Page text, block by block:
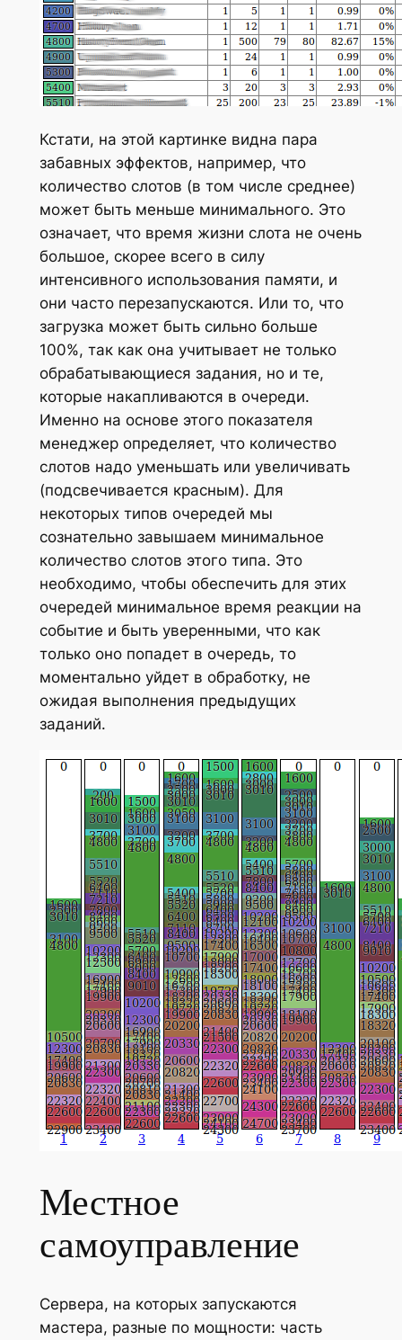
Кстати, на этой картинке видна пара
забавных эффектов, например, что
количество слотов (в том числе среднее)
может быть меньше минимального. Это
означает, что время жизни слота не очень
большое, скорее всего в силу
интенсивного использования памяти, и
они часто перезапускаются. Или то, что
загрузка может быть сильно больше
100%, так как она учитывает не только
обрабатывающиеся задания, но и те,
которые накапливаются в очереди.
Именно на основе этого показателя
менеджер определяет, что количество
слотов надо уменьшать или увеличивать
(подсвечивается красным). Для
некоторых типов очередей мы
сознательно завышаем минимальное
количество слотов этого типа. Это
необходимо, чтобы обеспечить для этих
очередей минимальное время реакции на
событие и быть уверенными, что как
только оно попадет в очередь, то
моментально уйдет в обработку, не
ожидая выполнения предыдущих
заданий.
Местное
самоуправление
Сервера, на которых запускаются
мастера, разные по мощности: часть